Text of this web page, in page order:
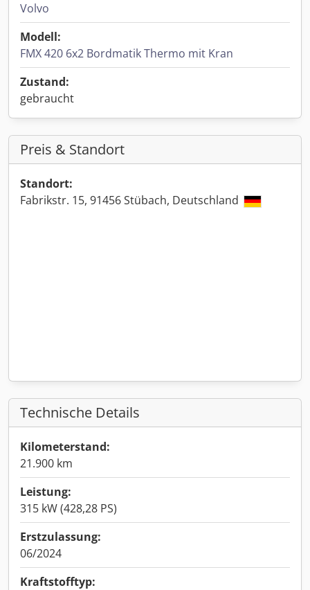
Volvo
Modell:
FMX 420 6x2 Bordmatik Thermo mit Kran
Zustand:
gebraucht
Preis & Standort
Standort:
Fabrikstr. 15, 91456 Stübach, Deutschland
Technische Details
Kilometerstand:
21.900 km
Leistung:
315 kW (428,28 PS)
Erstzulassung:
06/2024
Kraftstofftyp: